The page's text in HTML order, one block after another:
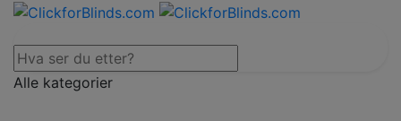
Alle kategorier